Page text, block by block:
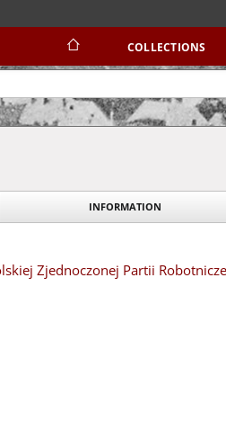
COLLECTIONS
INFORMATION
Zjednoczonej Partii